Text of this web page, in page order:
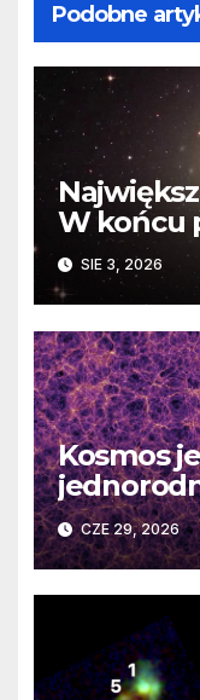
Podobne
W końcu
SIE 3, 2026
Kosmos
DESI
zasady
CZE 29, 2026